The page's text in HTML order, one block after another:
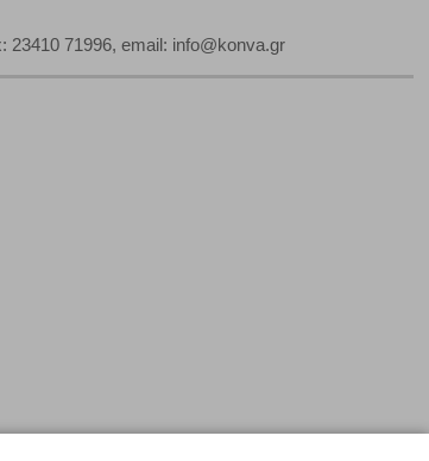
23410 71996, email: info@konva.gr